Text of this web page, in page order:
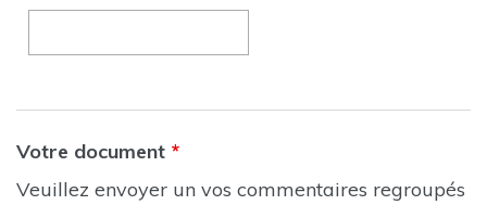
Votre document *
Veuillez envoyer un vos commentaires regroupés